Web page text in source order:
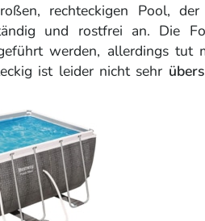
rechteckigen Pool,
und rostfrei an. Die
werden, allerdings tut
ist leider nicht sehr